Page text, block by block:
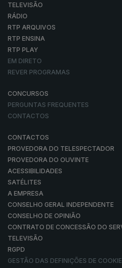
TELEVISÃO
RÁDIO
RTP ARQUIVOS
RTP ENSINA
RTP PLAY
EM DIRETO
REVER PROGRAMAS
CONCURSOS
PERGUNTAS FREQUENTES
CONTACTOS
CONTACTOS
PROVEDORA DO TELESPECTADOR
PROVEDORA DO OUVINTE
ACESSIBILIDADES
SATÉLITES
A EMPRESA
CONSELHO GERAL INDEPENDENTE
CONSELHO DE OPINIÃO
CONTRATO DE CONCESSÃO DO
TELEVISÃO
RGPD
GESTÃO DAS DEFINIÇÕES DE